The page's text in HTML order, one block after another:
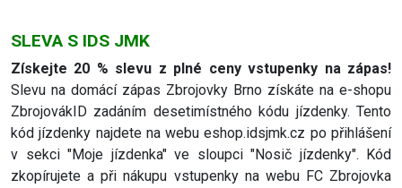
SLEVA S IDS JMK
Získejte 20 % slevu z plné ceny vstupenky na zápas!
Slevu na domácí zápas Zbrojovky Brno získáte na e-shopu
ZbrojovákID zadáním desetimístného kódu jízdenky. Tento
kód jízdenky najdete na webu eshop.idsjmk.cz po přihlášení
v sekci "Moje jízdenka" ve sloupci "Nosič jízdenky". Kód
zkopírujete a při nákupu vstupenky na webu FC Zbrojovka